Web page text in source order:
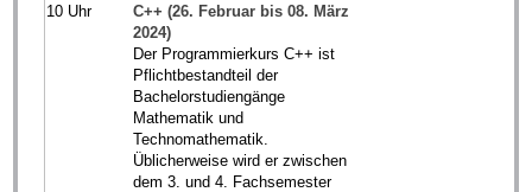
10 Uhr
C++ (26. Februar bis 08. März
2024)
Der Programmierkurs C++ ist
Pflichtbestandteil der
Bachelorstudiengänge
Mathematik und
Technomathematik.
Üblicherweise wird er zwischen
dem 3. und 4. Fachsemester